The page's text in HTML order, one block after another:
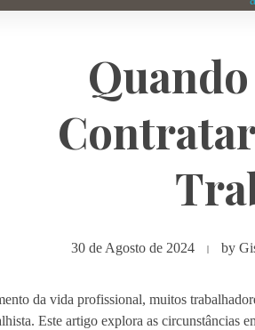
30 de Agosto de 2024 by
da vida profissional, muitos
Este artigo explora as circunstâncias